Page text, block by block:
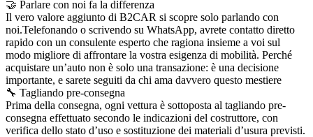
🤝 Parlare con noi fa la differenza
Il vero valore aggiunto di B2CAR si scopre solo parlando con
noi.Telefonando o scrivendo su WhatsApp, avrete contatto diretto
rapido con un consulente esperto che ragiona insieme a voi sul
modo migliore di affrontare la vostra esigenza di mobilità. Perché
acquistare un’auto non è solo una transazione: è una decisione
importante, e sarete seguiti da chi ama davvero questo mestiere
🔧 Tagliando pre-consegna
Prima della consegna, ogni vettura è sottoposta al tagliando pre-
consegna effettuato secondo le indicazioni del costruttore, con
verifica dello stato d’uso e sostituzione dei materiali d’usura previsti.